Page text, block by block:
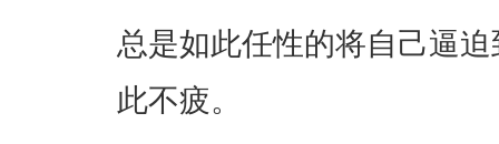
总是如此任性的将自己逼
此不疲。